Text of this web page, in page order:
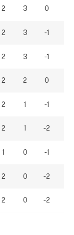
2 3 0
2 3 -1
2 3 -1
2 2 0
2 1 -1
2 1 -2
1 0 -1
2 0 -2
2 0 -2